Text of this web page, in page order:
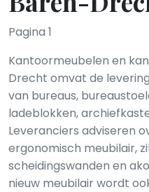
Pagina 1
Kantoormeubelen en
Drecht omvat de
van bureaus,
ladeblokken,
Leveranciers adviseren
ergonomisch meubilair,
scheidingswanden en
nieuw meubilair wordt